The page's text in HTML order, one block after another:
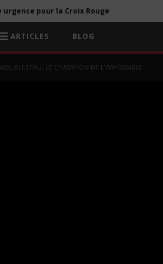
urgence pour la Croix Rouge
BMW i8 par Nathan Haetty, une Comète percute Paris
Motion Car – L’émission #4 : Axel Allétru, le Champion de l’impossible
ARTICLES BLOG
ALLÉTRU, LE CHAMPION DE L’IMPOSSIBLE